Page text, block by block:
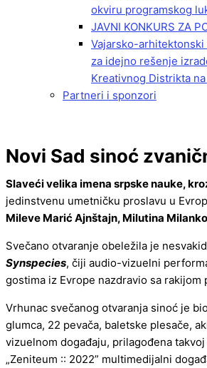
okviru programskog
JAVNI KONKURS ZA
Vajarsko-arhitektonski
za idejno rešenje
Kreativnog Distrikta
Partneri i sponzori
Novi Sad sinoć
Slaveći velika imena srpske nauke,
jedinstvenu umetničku proslavu u
Mileve Marić Ajnštajn, Milutina
Svečano otvaranje obeležila je
Synspecies, čiji audio-vizuelni
gostima iz Evrope nazdravio sa rakijom
Vrhunac svečanog otvaranja sinoć je
glumca, 22 pevača, baletske plesače,
vizuelnom događaju, prilagođena
„Zeniteum :: 2022” multimedijalni